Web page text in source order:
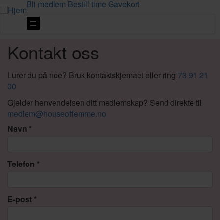
Bli medlem Bestill time Gavekort
Vis
Kontakt oss
Lurer du på noe? Bruk kontaktskjemaet eller ring 73 91 21
00
Gjelder henvendelsen ditt medlemskap? Send direkte til
medlem@houseoffemme.no
Navn
Telefon
E-post